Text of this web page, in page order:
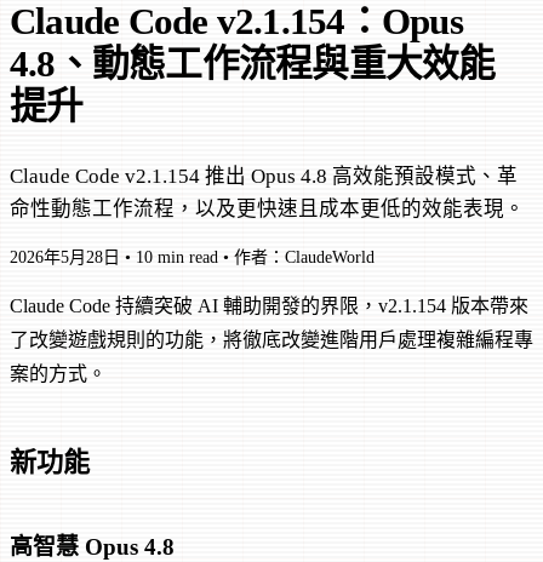
Claude Code v2.1.154：Opus
4.8、動態工作流程與重大效能
提升
Claude Code v2.1.154 推出 Opus 4.8 高效能預設模式、革
命性動態工作流程，以及更快速且成本更低的效能表現。
2026年5月28日 • 10 min read • 作者：ClaudeWorld
Claude Code 持續突破 AI 輔助開發的界限，v2.1.154 版本帶來
了改變遊戲規則的功能，將徹底改變進階用戶處理複雜編程專
案的方式。
新功能
高智慧 Opus 4.8